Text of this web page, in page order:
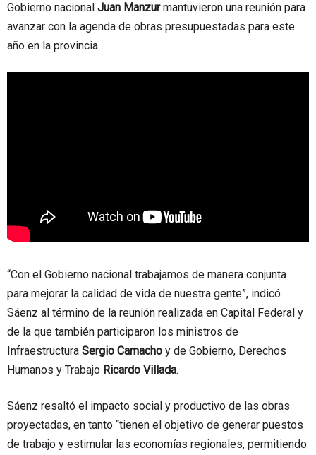
Gobierno nacional Juan Manzurmantuvieron una reunión para
avanzar con la agenda de obras presupuestadas para este
año en la provincia.
“Con el Gobierno nacional trabajamos de manera conjunta
para mejorar la calidad de vida de nuestra gente”, indicó
Sáenz al término de la reunión realizada en Capital Federal y
de la que también participaron los ministros de
Infraestructura Sergio Camacho y de Gobierno, Derechos
Humanos y Trabajo Ricardo Villada.
Sáenz resaltó el impacto social y productivo de las obras
proyectadas, en tanto “tienen el objetivo de generar puestos
de trabajo y estimular las economías regionales, permitiendo